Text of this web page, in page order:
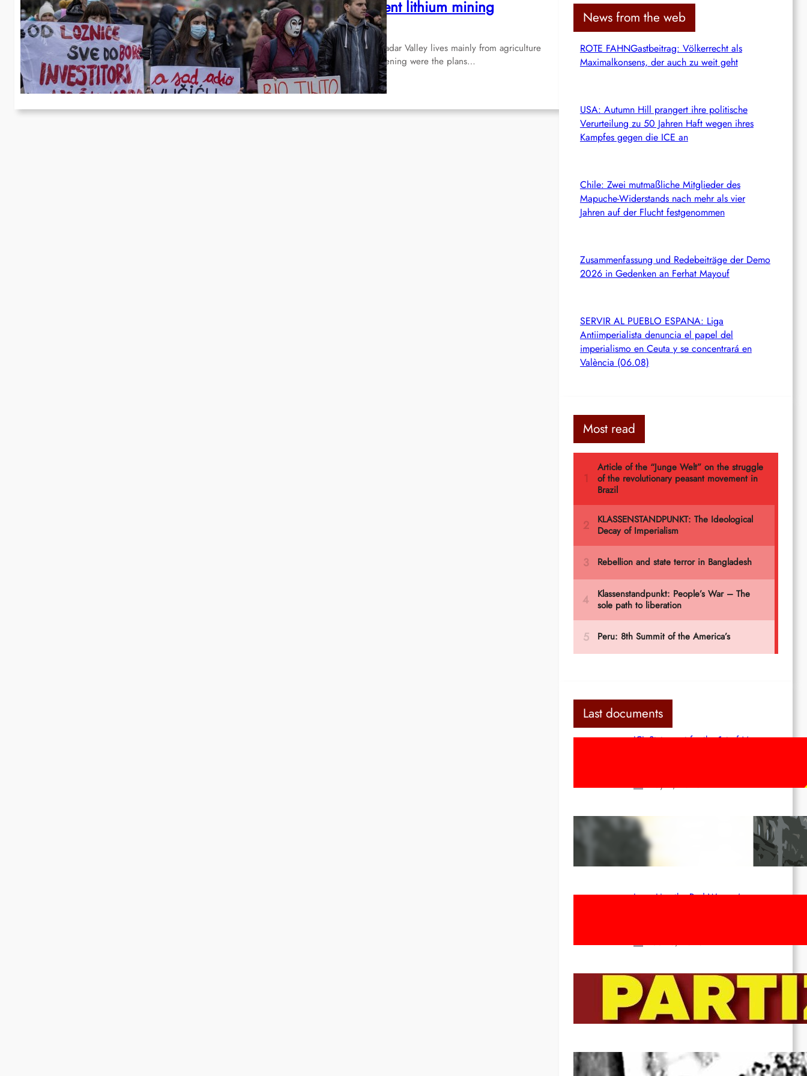
Serbia: Masses prevent lithium mining
Feb 20, 2022
The Serbian region around the Jadar Valley lives mainly from agriculture
and tourism. All the more threatening were the plans…
c
News from the web
ROTE FAHNGastbeitrag: Völkerrecht als
Maximalkonsens, der auch zu weit geht
USA: Autumn Hill prangert ihre politische
Verurteilung zu 50 Jahren Haft wegen ihres
Kampfes gegen die ICE an
Chile: Zwei mutmaßliche Mitglieder des
Mapuche-Widerstands nach mehr als vier
Jahren auf der Flucht festgenommen
Zusammenfassung und Redebeiträge der Demo
2026 in Gedenken an Ferhat Mayouf
SERVIR AL PUEBLO ESPANA: Liga
Antiimperialista denuncia el papel del
imperialismo en Ceuta y se concentrará en
València (06.08)
Most read
Last documents
ICL Statement for the 1st of May:
Red League: To the streets for the
1st of May!
Long Live the Red Women’s
To the Streets for the Luxemburg-
Liebknecht-Lenin-March in 2026!
Dec 20, 2025
Pre-publication of Class-Position
#22*